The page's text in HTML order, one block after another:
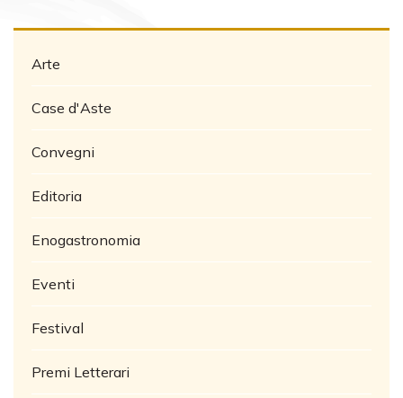
Arte
Case d'Aste
Convegni
Editoria
Enogastronomia
Eventi
Festival
Premi Letterari